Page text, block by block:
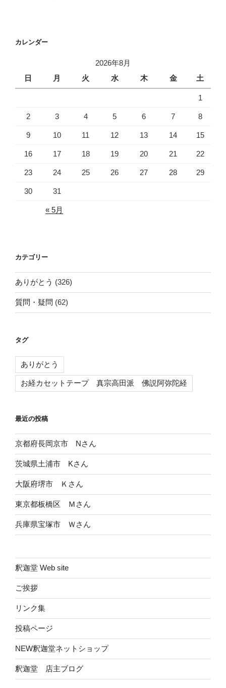
ン
カレンダー
2026年8月
日
月 火 水 木 金 土
1
2 3 4 5 6 7 8
9 10 11 12 13 14 15
16 17 18 19 20 21 22
23 24 25 26 27 28 29
30 31
« 5月
カテゴリー
ありがとう (326)
質問・疑問 (62)
タグ
ありがとう
お経カセットテープ 真宗高田派 佛説阿弥陀経
最近の投稿
京都府長岡京市 Nさん
茨城県土浦市 Kさん
大阪府堺市 Ｋさん
東京都板橋区 Ｍさん
兵庫県宝塚市 Ｗさん
釈迦堂 Web site
ご挨拶
リンク集
投稿ページ
NEW釈迦堂ネットショップ
釈迦堂 店主ブログ